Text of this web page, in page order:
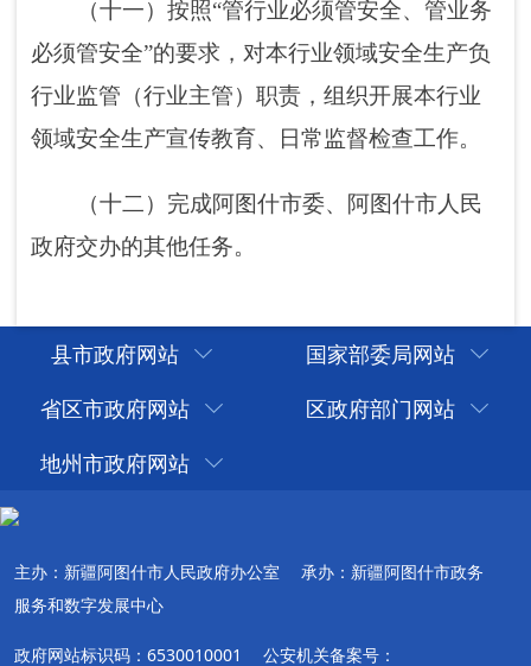
县市政府网站
国家部委局网站
省区市政府网站
区政府部门网站
地州市政府网站
主办：新疆阿图什市人民政府办公室
承办：新疆阿图什市政务
服务和数字发展中心
政府网站标识码：6530010001 公安机关备案号：